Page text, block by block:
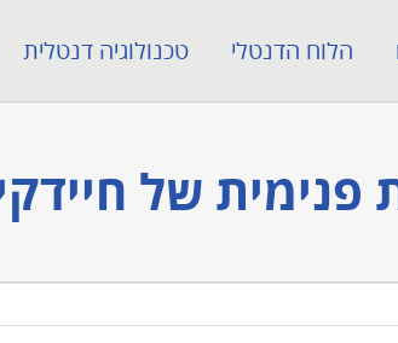
הלוח הדנטלי טכנולוגיה דנטלית
פנימית של